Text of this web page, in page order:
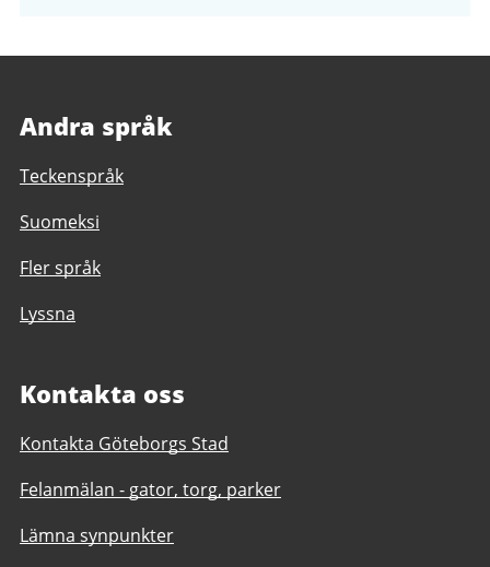
Andra språk
Teckenspråk
Suomeksi
Fler språk
Lyssna
Kontakta oss
Kontakta Göteborgs Stad
Felanmälan - gator, torg, parker
Lämna synpunkter